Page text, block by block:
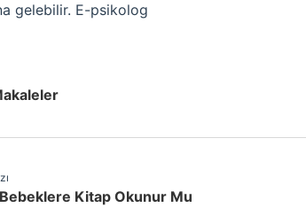
gelebilir. E-psikolog
Bebeklere Kitap Okunur Mu